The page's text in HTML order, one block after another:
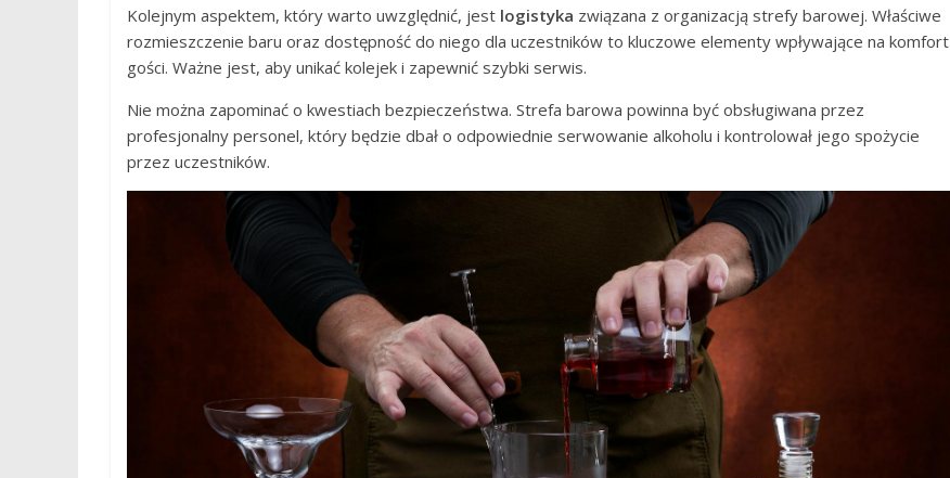
Kolejnym aspektem, który warto uwzględnić, jest logistyka związana z organizacją strefy barowej. Właściwe
rozmieszczenie baru oraz dostępność do niego dla uczestników to kluczowe elementy wpływające na komfort
gości. Ważne jest, aby unikać kolejek i zapewnić szybki serwis.
Nie można zapominać o kwestiach bezpieczeństwa. Strefa barowa powinna być obsługiwana przez
profesjonalny personel, który będzie dbał o odpowiednie serwowanie alkoholu i kontrolował jego spożycie
przez uczestników.